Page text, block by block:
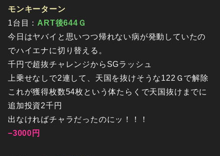
モンキーターン
1台目： ART後644Ｇ
今日はヤバイと思いつつ帰れない病が発動していたの
でハイエナに切り替える。
千円で超抜チャレンジからSGラッシュ
上乗せなしで2連して、天国を抜けそうな122Ｇで解除
これが獲得枚数54枚という体たらくで天国抜けまでに
追加投資2千円
出なければチャラだったのにッ！！！
−3000円